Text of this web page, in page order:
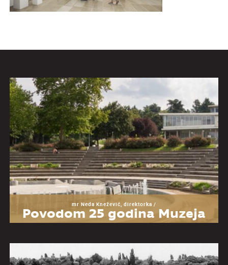
mr Neda Knežević, direktorka /
Povodom 25 godina Muzeja